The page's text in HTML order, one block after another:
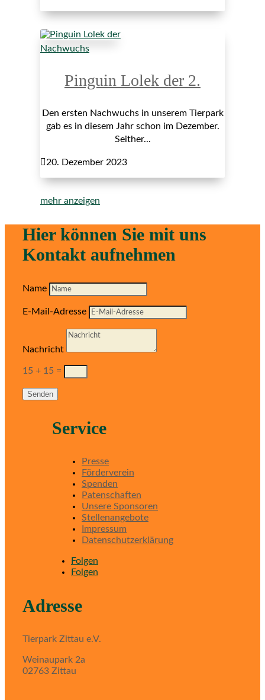
Nachwuchs
Pinguin Lolek der 2.
Den ersten Nachwuchs in unserem Tierpark
gab es in diesem Jahr schon im Dezember.
Seither...
20. Dezember 2023
mehr anzeigen
Hier können Sie mit uns
Kontakt aufnehmen
Name
E-Mail-Adresse
Nachricht
15 + 15 =
Senden
Service
Presse
Förderverein
Spenden
Patenschaften
Unsere Sponsoren
Stellenangebote
Impressum
Datenschutzerklärung
Folgen
Folgen
Adresse
Tierpark Zittau e.V.
Weinaupark 2a
02763 Zittau